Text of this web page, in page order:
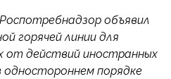
объявил
горячей линии для
от действий иностранных
одностороннем порядке